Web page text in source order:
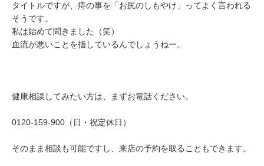
タイトルですが、痔の事を「お尻のしもやけ」ってよく言われる
そうです。
私は始めて聞きました（笑）
血流が悪いことを指しているんでしょうねー。
健康相談してみたい方は、まずお電話ください。
0120-159-900（日・祝定休日）
そのまま相談も可能ですし、来店の予約を取ることもできます。